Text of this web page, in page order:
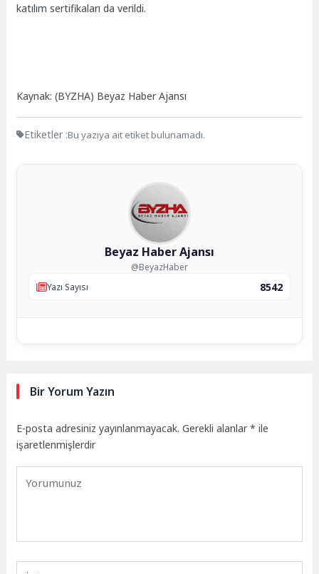
katılım sertifikaları da verildi.
Kaynak: (BYZHA) Beyaz Haber Ajansı
Etiketler :Bu yazıya ait etiket bulunamadı.
Beyaz Haber Ajansı
@BeyazHaber
Yazı Sayısı
8542
Bir Yorum Yazın
E-posta adresiniz yayınlanmayacak. Gerekli alanlar* ile
işaretlenmişlerdir